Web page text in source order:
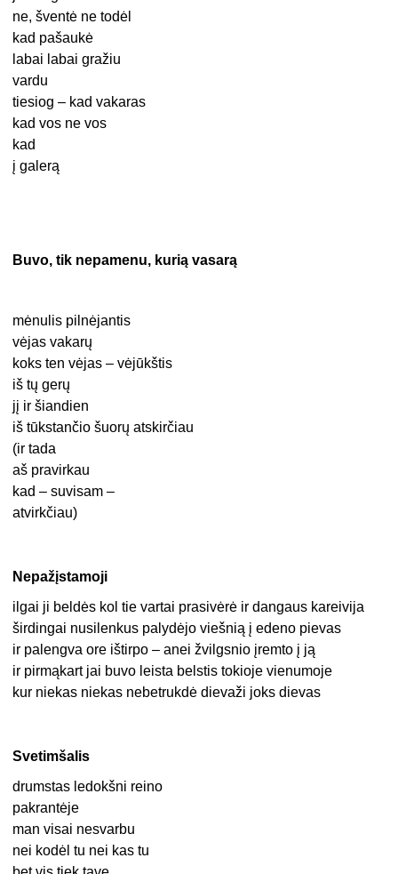
ne, šventė ne todėl
kad pašaukė
labai labai gražiu
vardu
tiesiog – kad vakaras
kad vos ne vos
kad
į galerą
Buvo, tik nepamenu, kurią vasarą
mėnulis pilnėjantis
vėjas vakarų
koks ten vėjas – vėjūkštis
iš tų gerų
jį ir šiandien
iš tūkstančio šuorų atskirčiau
(ir tada
aš pravirkau
kad – suvisam –
atvirkčiau)
Nepažįstamoji
ilgai ji beldės kol tie vartai prasivėrė ir dangaus kareivija
širdingai nusilenkus palydėjo viešnią į edeno pievas
ir palengva ore ištirpo – anei žvilgsnio įremto į ją
ir pirmąkart jai buvo leista belstis tokioje vienumoje
kur niekas niekas nebetrukdė dievaži joks dievas
Svetimšalis
drumstas ledokšni reino
pakrantėje
man visai nesvarbu
nei kodėl tu nei kas tu